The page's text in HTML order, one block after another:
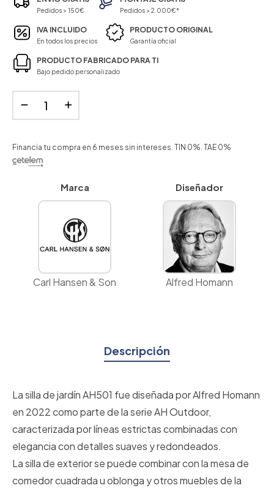
Pedidos > 150€ Pedidos > 2.000€*
IVA INCLUIDO
En todos los precios
PRODUCTO ORIGINAL
Garantía oficial
PRODUCTO FABRICADO PARA TI
Bajo pedido personalizado
Financia tu compra en 6 meses sin intereses. TIN 0%. TAE 0%
Marca
Carl Hansen & Son
Diseñador
Alfred Homann
Descripción
La silla de jardín AH501 fue diseñada por Alfred Homann
en 2022 como parte de la serie AH Outdoor,
caracterizada por líneas estrictas combinadas con
elegancia con detalles suaves y redondeados.
La silla de exterior se puede combinar con la mesa de
comedor cuadrada u oblonga y otros muebles de la